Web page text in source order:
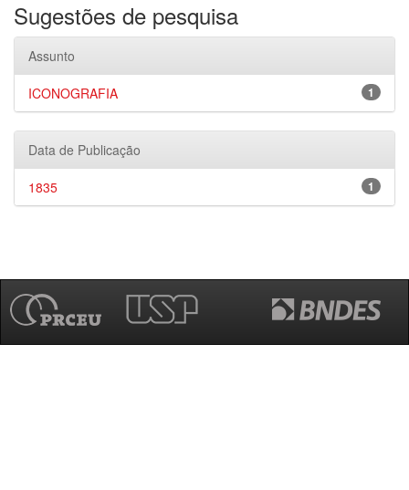
Sugestões de pesquisa
Assunto
1
ICONOGRAFIA
Data de Publicação
1
1835